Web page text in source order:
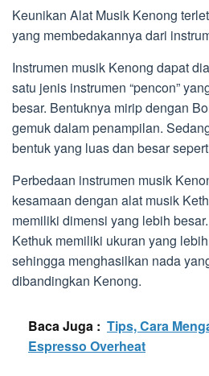
Keunikan Alat Musik Kenong
yang membedakannya dari
Instrumen musik Kenong dapat
satu jenis instrumen “pencon”
besar. Bentuknya mirip dengan
gemuk dalam penampilan.
bentuk yang luas dan besar
Perbedaan instrumen musik
kesamaan dengan alat musik
memiliki dimensi yang lebih
Kethuk memiliki ukuran yang
sehingga menghasilkan nada
dibandingkan Kenong.
Baca Juga : Tips, Cara
Espresso Overheat